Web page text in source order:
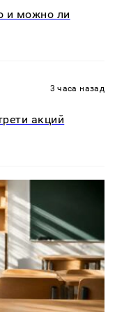
и можно ли
3 часа назад
акций